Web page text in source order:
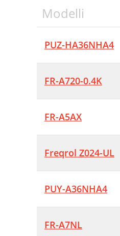
Modelli
PUZ-HA36NHA4
FR-A720-0.4K
FR-A5AX
Freqrol Z024-UL
PUY-A36NHA4
FR-A7NL